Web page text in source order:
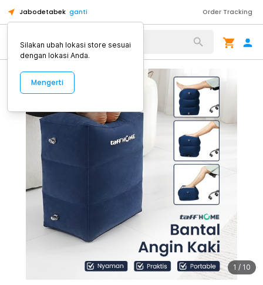
Jabodetabek ganti Order Tracking
Alat Kopi
1 / 10
Silakan ubah lokasi store sesuai
dengan lokasi Anda.
Mengerti